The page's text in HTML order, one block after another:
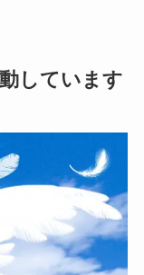
しています